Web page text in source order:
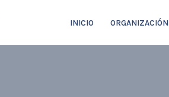
INICIO ORGANIZACIÓN